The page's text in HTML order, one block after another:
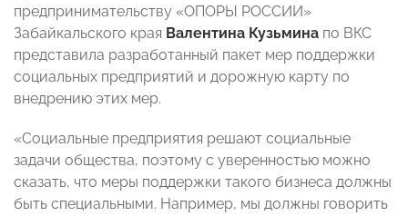
предпринимательству «ОПОРЫ РОССИИ»
Забайкальского края Валентина Кузьмина по ВКС
представила разработанный пакет мер поддержки
социальных предприятий и дорожную карту по
внедрению этих мер.
«Социальные предприятия решают социальные
задачи общества, поэтому с уверенностью можно
сказать, что меры поддержки такого бизнеса должны
быть специальными. Например, мы должны говорить